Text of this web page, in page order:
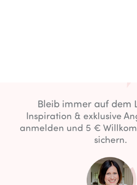
Bleib immer auf dem
Inspiration & exklusive
anmelden und 5 €
sichern.